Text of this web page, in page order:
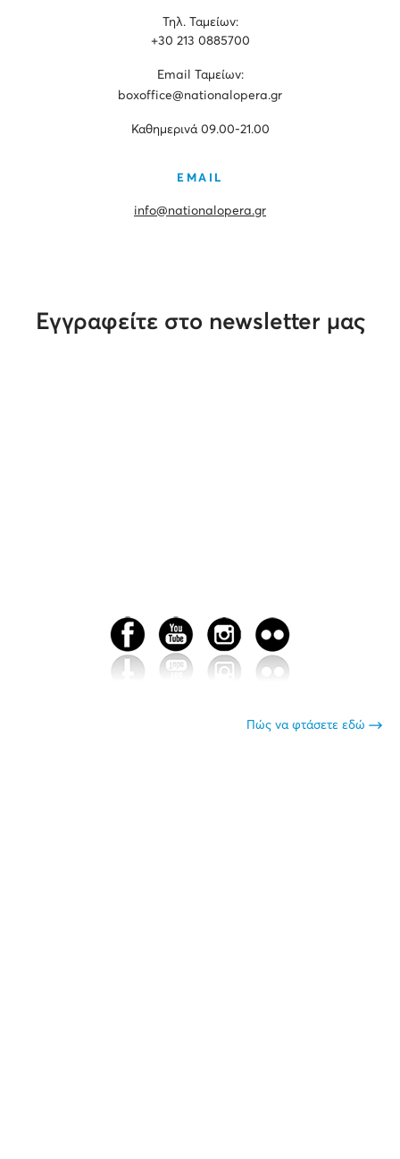
Τηλ. Ταμείων:
+30 213 0885700
Εmail Ταμείων:
boxoffice@nationalopera.gr
Καθημερινά 09.00-21.00
EMAIL
info@nationalopera.gr
Εγγραφείτε στο newsletter μας
Πώς να φτάσετε εδώ